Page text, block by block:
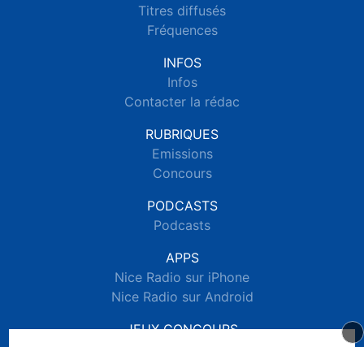
Titres diffusés
Fréquences
INFOS
Infos
Contacter la rédac
RUBRIQUES
Emissions
Concours
PODCASTS
Podcasts
APPS
Nice Radio sur iPhone
Nice Radio sur Android
JEUX CONCOURS